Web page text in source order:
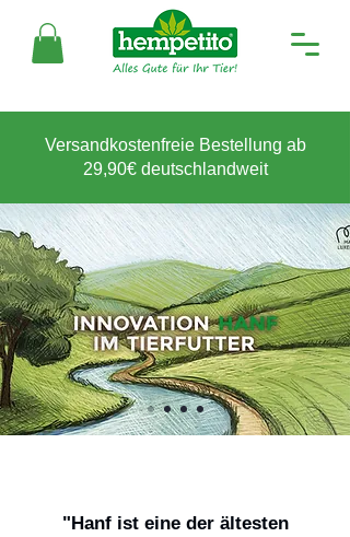
Versandkostenfreie Bestellung ab
29,90€ deutschlandweit
"Hanf ist eine der ältesten